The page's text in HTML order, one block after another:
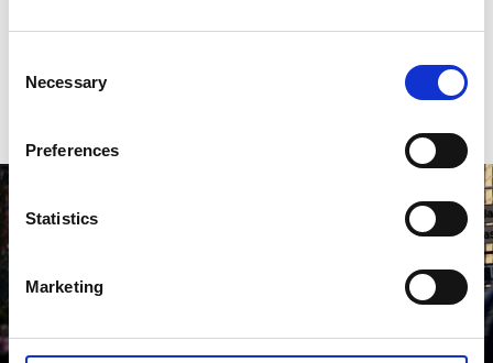
Selection
Necessary
Preferences
Statistics
Marketing
porslinsstaden Lidköping med Rörstrand, till spännande